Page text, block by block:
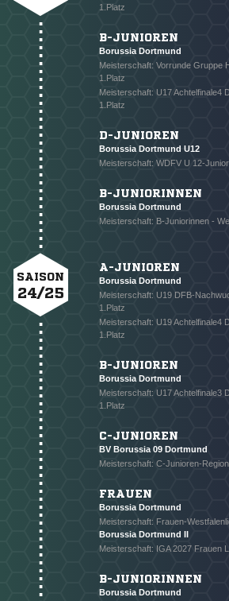
NACHRICHT
* Pflichtfelder
1.Platz
B-JUNIOREN
Borussia Dortmund
Meisterschaft: Vorrunde Gruppe
1.Platz
Meisterschaft: U17 Achtelfinale4
1.Platz
D-JUNIOREN
Borussia Dortmund U12
Meisterschaft: WDFV U 12-
B-JUNIORINNEN
Borussia Dortmund
Meisterschaft: B-Juniorinnen -
SAISON
24/25
A-JUNIOREN
Borussia Dortmund
Meisterschaft: U19 DFB-
1.Platz
Meisterschaft: U19 Achtelfinale4
1.Platz
B-JUNIOREN
Borussia Dortmund
Meisterschaft: U17 Achtelfinale3
1.Platz
C-JUNIOREN
BV Borussia 09 Dortmund
Meisterschaft: C-Junioren-
FRAUEN
Borussia Dortmund
Meisterschaft: Frauen-
Borussia Dortmund II
Meisterschaft: IGA 2027 Frauen
B-JUNIORINNEN
Borussia Dortmund